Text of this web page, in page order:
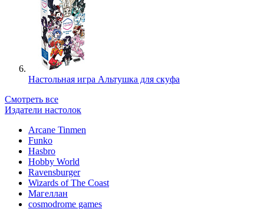
Настольная игра Альтушка для скуфа
Смотреть все
Издатели настолок
Arcane Tinmen
Funko
Hasbro
Hobby World
Ravensburger
Wizards of The Coast
Магеллан
сosmodrome games